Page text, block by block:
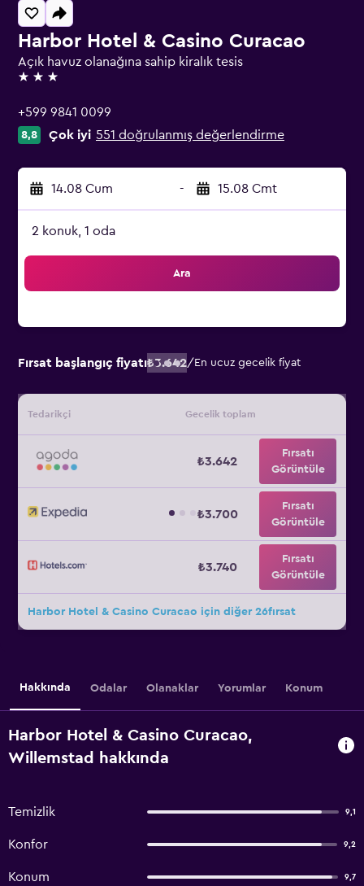
Harbor Hotel & Casino Curacao
Açık havuz olanağına sahip kiralık tesis
3 yıldız
+599 9841 0099
8,8 Çok iyi 551 doğrulanmış değerlendirme
14.08 Cum - 15.08 Cmt
2 konuk, 1 oda
Ara
Fırsat başlangıç fiyatı₺3.642/ En ucuz gecelik fiyat
Tedarikçi Gecelik toplam
₺3.642
Fırsatı
Görüntüle
₺3.700
Fırsatı
Görüntüle
₺3.740
Fırsatı
Görüntüle
Harbor Hotel & Casino Curacao için diğer 26fırsat
Hakkında Odalar Olanaklar Yorumlar Konum
Harbor Hotel & Casino Curacao,
Willemstad hakkında
Temizlik 9,1
Konfor 9,2
Konum 9,7